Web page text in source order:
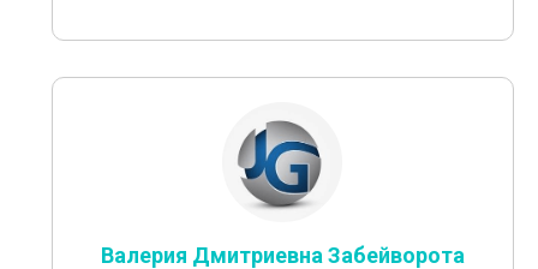
Валерия Дмитриевна Забейворота